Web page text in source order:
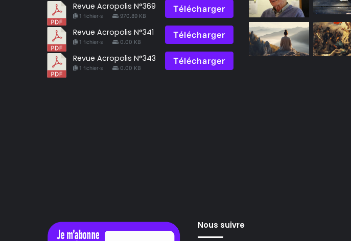
Revue Acropolis N°369
1 fichier·s 970.89 KB
Télécharger
Revue Acropolis N°341
1 fichier·s 0.00 KB
Télécharger
Revue Acropolis N°343
1 fichier·s 0.00 KB
Télécharger
Nous suivre